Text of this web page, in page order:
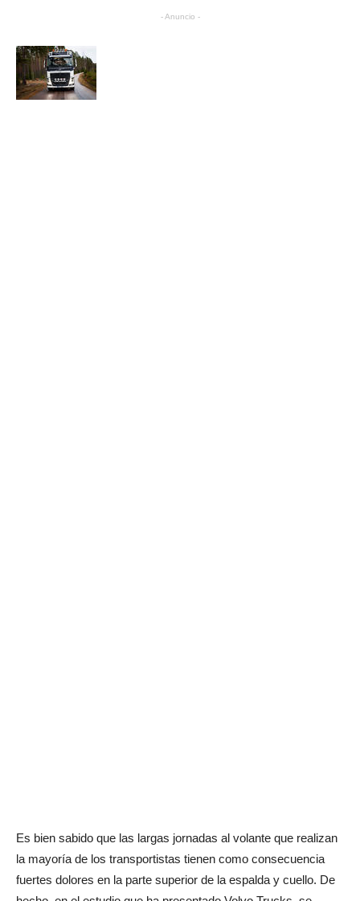
- Anuncio -
Es bien sabido que las largas jornadas al volante que realizan
la mayoría de los transportistas tienen como consecuencia
fuertes dolores en la parte superior de la espalda y cuello. De